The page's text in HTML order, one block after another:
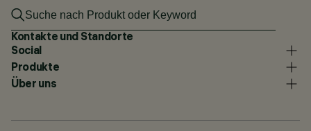
Kontakte und Standorte
Social
Produkte
Über uns